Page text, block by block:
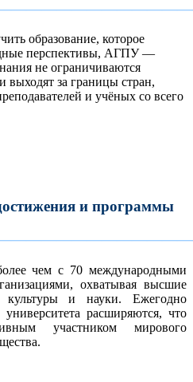
образование, которое
перспективы, АГПУ —
не ограничиваются
выходят за границы стран,
и учёных со всего
и программы
чем с 70 международными
охватывая высшие
культуры и науки. Ежегодно
расширяются, что
участником мирового